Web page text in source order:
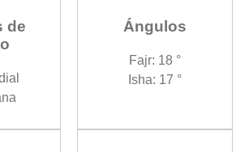
de
Ángulos
Fajr: 18 °
Isha: 17 °